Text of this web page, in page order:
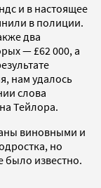
и в настоящее
в полиции.
два
— £62 000, а
нам удалось
слова
Тейлора.
виновными и
но
было известно.